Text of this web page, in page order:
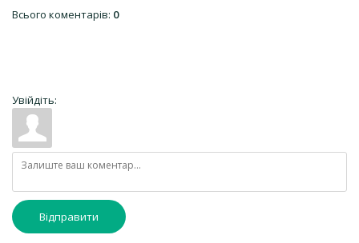
Всього коментарів: 0
Увійдіть:
Відправити